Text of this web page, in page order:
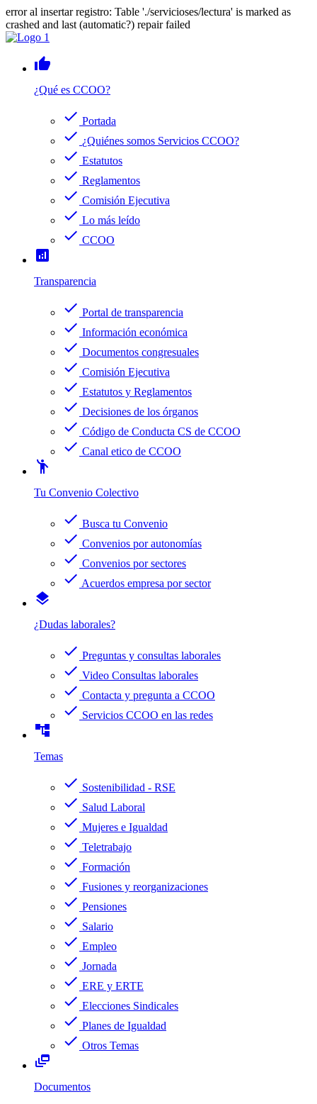
error al insertar registro: Table './servicioses/lectura' is marked as
crashed and last (automatic?) repair failed
thumb_up
¿Qué es CCOO?
check Portada
check ¿Quiénes somos Servicios CCOO?
check Estatutos
check Reglamentos
check Comisión Ejecutiva
check Lo más leído
check CCOO
analytics
Transparencia
check Portal de transparencia
check Información económica
check Documentos congresuales
check Comisión Ejecutiva
check Estatutos y Reglamentos
check Decisiones de los órganos
check Código de Conducta CS de CCOO
check Canal etico de CCOO
emoji_people
Tu Convenio Colectivo
check Busca tu Convenio
check Convenios por autonomías
check Convenios por sectores
check Acuerdos empresa por sector
layers
¿Dudas laborales?
check Preguntas y consultas laborales
check Video Consultas laborales
check Contacta y pregunta a CCOO
check Servicios CCOO en las redes
account_tree
Temas
check Sostenibilidad - RSE
check Salud Laboral
check Mujeres e Igualdad
check Teletrabajo
check Formación
check Fusiones y reorganizaciones
check Pensiones
check Salario
check Empleo
check Jornada
check ERE y ERTE
check Elecciones Sindicales
check Planes de Igualdad
check Otros Temas
dynamic_feed
Documentos